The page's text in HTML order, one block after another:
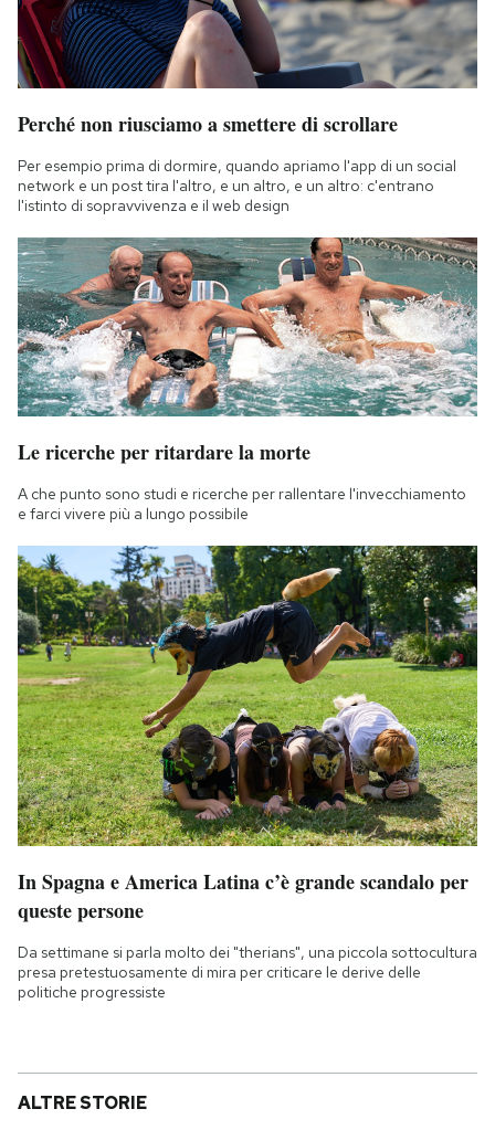
Perché non riusciamo a smettere di scrollare
Per esempio prima di dormire, quando apriamo l'app di un social
network e un post tira l'altro, e un altro, e un altro: c'entrano
l'istinto di sopravvivenza e il web design
Le ricerche per ritardare la morte
A che punto sono studi e ricerche per rallentare l'invecchiamento
e farci vivere più a lungo possibile
In Spagna e America Latina c’è grande scandalo per
queste persone
Da settimane si parla molto dei "therians", una piccola sottocultura
presa pretestuosamente di mira per criticare le derive delle
politiche progressiste
ALTRE STORIE